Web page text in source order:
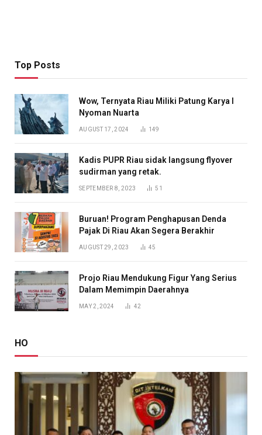
Top Posts
Wow, Ternyata Riau Miliki Patung Karya I
Nyoman Nuarta
AUGUST 17, 2024 149
Kadis PUPR Riau sidak langsung flyover
sudirman yang retak.
SEPTEMBER 8, 2023 51
Buruan! Program Penghapusan Denda
Pajak Di Riau Akan Segera Berakhir
AUGUST 29, 2023 45
Projo Riau Mendukung Figur Yang Serius
Dalam Memimpin Daerahnya
MAY 2, 2024 42
HO